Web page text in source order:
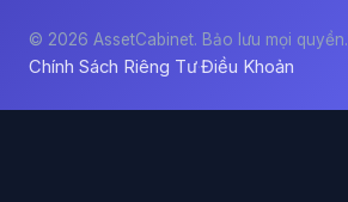
© 2026 AssetCabinet. Bảo lưu mọi quyền.
Chính Sách Riêng Tư·Điều Khoản